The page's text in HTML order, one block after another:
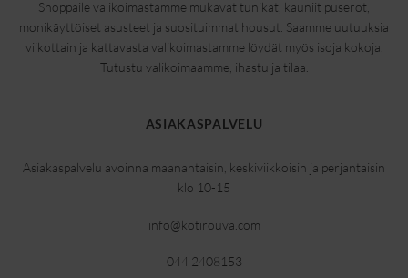
Shoppaile valikoimastamme mukavat tunikat, kauniit puserot,
monikäyttöiset asusteet ja suosituimmat housut. Saamme uutuuksia
viikottain ja kattavasta valikoimastamme löydät myös isoja kokoja.
Tutustu valikoimaamme, ihastu ja tilaa.
ASIAKASPALVELU
Asiakaspalvelu avoinna maanantaisin, keskiviikkoisin ja perjantaisin
klo 10-15
info@kotirouva.com
044 2408153